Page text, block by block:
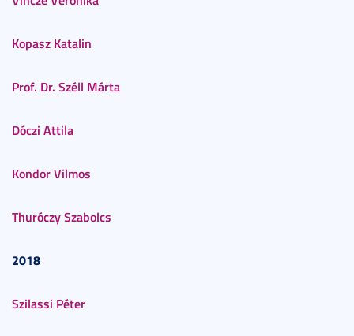
Kopasz Katalin
Prof. Dr. Széll Márta
Dóczi Attila
Kondor Vilmos
Thuróczy Szabolcs
2018
Szilassi Péter